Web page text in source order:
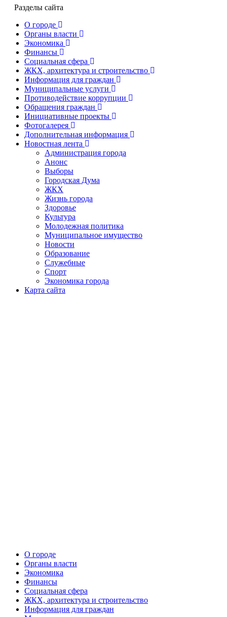
Разделы сайта
О городе
Органы власти
Экономика
Финансы
Социальная сфера
ЖКХ, архитектура и строительство
Информация для граждан
Муниципальные услуги
Противодействие коррупции
Обращения граждан
Инициативные проекты
Фотогалерея
Дополнительная информация
Новостная лента
Администрация города
Анонс
Выборы
Городская Дума
ЖКХ
Жизнь города
Здоровье
Культура
Молодежная политика
Муниципальное имущество
Новости
Образование
Служебные
Спорт
Экономика города
Карта сайта
О городе
Органы власти
Экономика
Финансы
Социальная сфера
ЖКХ, архитектура и строительство
Информация для граждан